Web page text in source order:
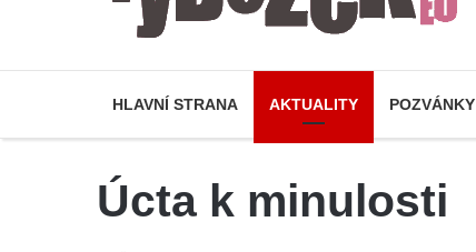
HLAVNÍ STRANA AKTUALITY POZVÁNKY
Úcta k minulosti